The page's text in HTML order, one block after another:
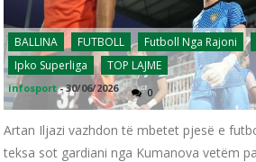
BALLINA FUTBOLL Futboll Nga Rajoni
Ipko Superliga
TOP LAJME
infosport -30/06/2026 0
Artan Iljazi vazhdon të mbetet pjesë e
teksa sot gardiani nga Kumanova vetëm